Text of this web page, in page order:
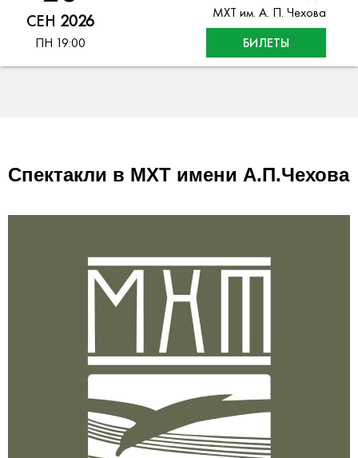
СЕН 2026
ПН 19:00
МХТ им. А. П. Чехова
БИЛЕТЫ
Спектакли в МХТ имени А.П.Чехова